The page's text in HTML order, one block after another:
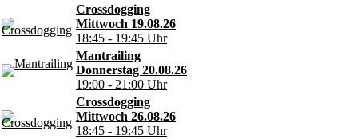
Crossdogging
Mittwoch 19.08.26
18:45 - 19:45 Uhr
Mantrailing
Donnerstag 20.08.26
19:00 - 21:00 Uhr
Crossdogging
Mittwoch 26.08.26
18:45 - 19:45 Uhr